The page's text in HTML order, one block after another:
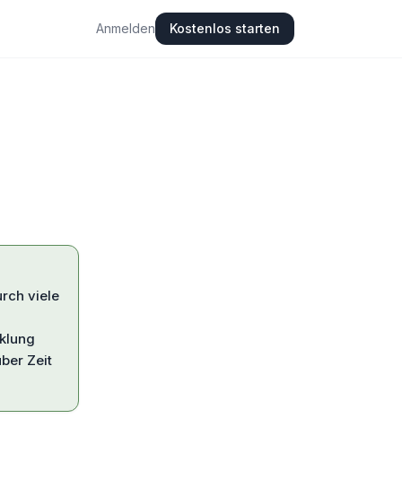
Anmelden Kostenlos starten
viele
Zeit